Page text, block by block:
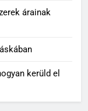
árainak
kerüld el